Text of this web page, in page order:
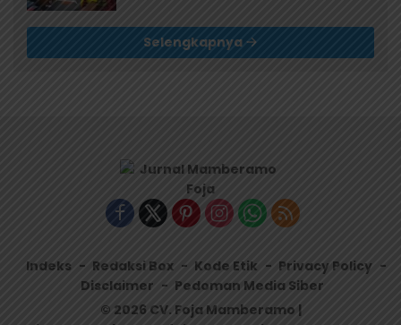
Selengkapnya
Indeks Redaksi Box Kode Etik
Privacy Policy
Disclaimer
Pedoman Media Siber
© 2026 CV. Foja Mamberamo |